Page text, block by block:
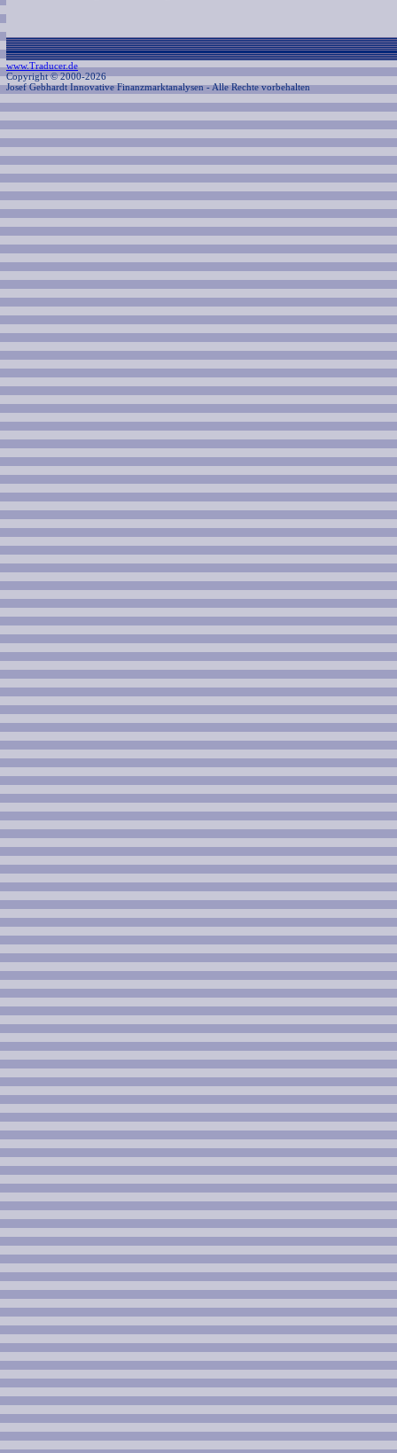
www.Traducer.de
Copyright © 2000-2026
Josef Gebhardt Innovative Finanzmarktanalysen - Alle Rechte vorbehalten